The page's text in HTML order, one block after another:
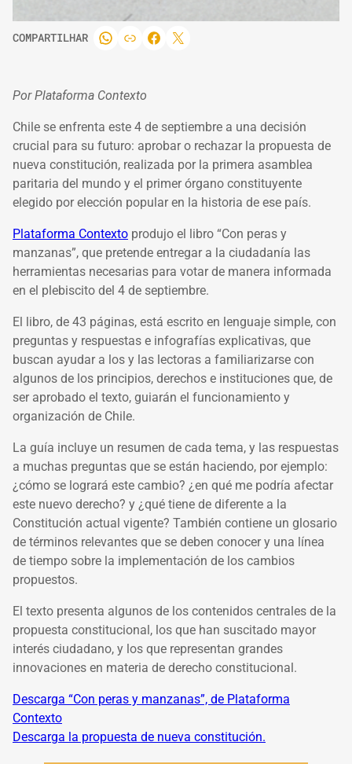
COMPARTILHAR
Por Plataforma Contexto
Chile se enfrenta este 4 de septiembre a una decisión
crucial para su futuro: aprobar o rechazar la propuesta de
nueva constitución, realizada por la primera asamblea
paritaria del mundo y el primer órgano constituyente
elegido por elección popular en la historia de ese país.
Plataforma Contexto produjo el libro “Con peras y
manzanas”, que pretende entregar a la ciudadanía las
herramientas necesarias para votar de manera informada
en el plebiscito del 4 de septiembre.
El libro, de 43 páginas, está escrito en lenguaje simple, con
preguntas y respuestas e infografías explicativas, que
buscan ayudar a los y las lectoras a familiarizarse con
algunos de los principios, derechos e instituciones que, de
ser aprobado el texto, guiarán el funcionamiento y
organización de Chile.
La guía incluye un resumen de cada tema, y las respuestas
a muchas preguntas que se están haciendo, por ejemplo:
¿cómo se logrará este cambio? ¿en qué me podría afectar
este nuevo derecho? y ¿qué tiene de diferente a la
Constitución actual vigente? También contiene un glosario
de términos relevantes que se deben conocer y una línea
de tiempo sobre la implementación de los cambios
propuestos.
El texto presenta algunos de los contenidos centrales de la
propuesta constitucional, los que han suscitado mayor
interés ciudadano, y los que representan grandes
innovaciones en materia de derecho constitucional.
Descarga “Con peras y manzanas”, de Plataforma
Contexto
Descarga la propuesta de nueva constitución.